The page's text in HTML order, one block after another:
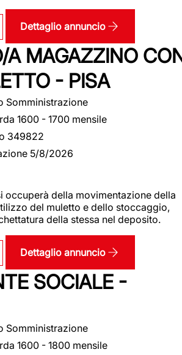
Dettaglio annuncio
A MAGAZZINO
- PISA
Somministrazione
1600 - 1700 mensile
349822
5/8/2026
occuperà della movimentazione della
del muletto e dello stoccaggio,
della stessa nel deposito.
Dettaglio annuncio
SOCIALE -
Somministrazione
1600 - 1800 mensile